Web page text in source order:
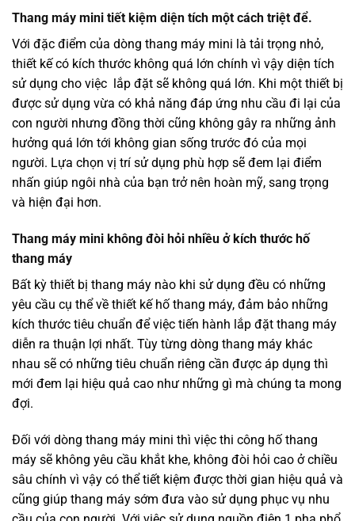
Thang máy mini tiết kiệm diện tích một cách triệt để.
Với đặc điểm của dòng thang máy mini là tải trọng nhỏ,
thiết kế có kích thước không quá lớn chính vì vậy diện tích
sử dụng cho việc lắp đặt sẽ không quá lớn. Khi một thiết bị
được sử dụng vừa có khả năng đáp ứng nhu cầu đi lại của
con người nhưng đồng thời cũng không gây ra những ảnh
hưởng quá lớn tới không gian sống trước đó của mọi
người. Lựa chọn vị trí sử dụng phù hợp sẽ đem lại điểm
nhấn giúp ngôi nhà của bạn trở nên hoàn mỹ, sang trọng
và hiện đại hơn.
Thang máy mini không đòi hỏi nhiều ở kích thước hố
thang máy
Bất kỳ thiết bị thang máy nào khi sử dụng đều có những
yêu cầu cụ thể về thiết kế hố thang máy, đảm bảo những
kích thước tiêu chuẩn để việc tiến hành lắp đặt thang máy
diễn ra thuận lợi nhất. Tùy từng dòng thang máy khác
nhau sẽ có những tiêu chuẩn riêng cần được áp dụng thì
mới đem lại hiệu quả cao như những gì mà chúng ta mong
đợi.
Đối với dòng thang máy mini thì việc thi công hố thang
máy sẽ không yêu cầu khắt khe, không đòi hỏi cao ở chiều
sâu chính vì vậy có thể tiết kiệm được thời gian hiệu quả và
cũng giúp thang máy sớm đưa vào sử dụng phục vụ nhu